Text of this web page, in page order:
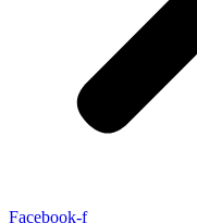
Facebook-f